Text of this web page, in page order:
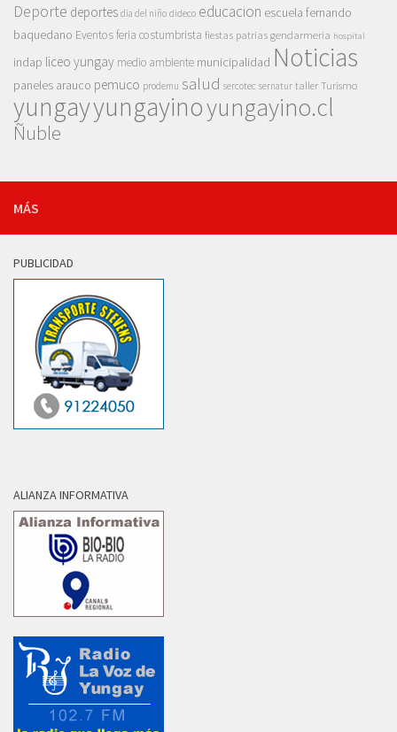
Deporte deportes dia del niño dideco educacion escuela fernando
baquedano Eventosferia costumbrista fiestas patrias gendarmeria hospital
indap liceo yungay medio ambiente municipalidad Noticias
paneles arauco pemuco prodemu salud sercotec sernatur taller Turismo
yungayyungayinoyungayino.cl
Ñuble
MÁS
PUBLICIDAD
ALIANZA INFORMATIVA